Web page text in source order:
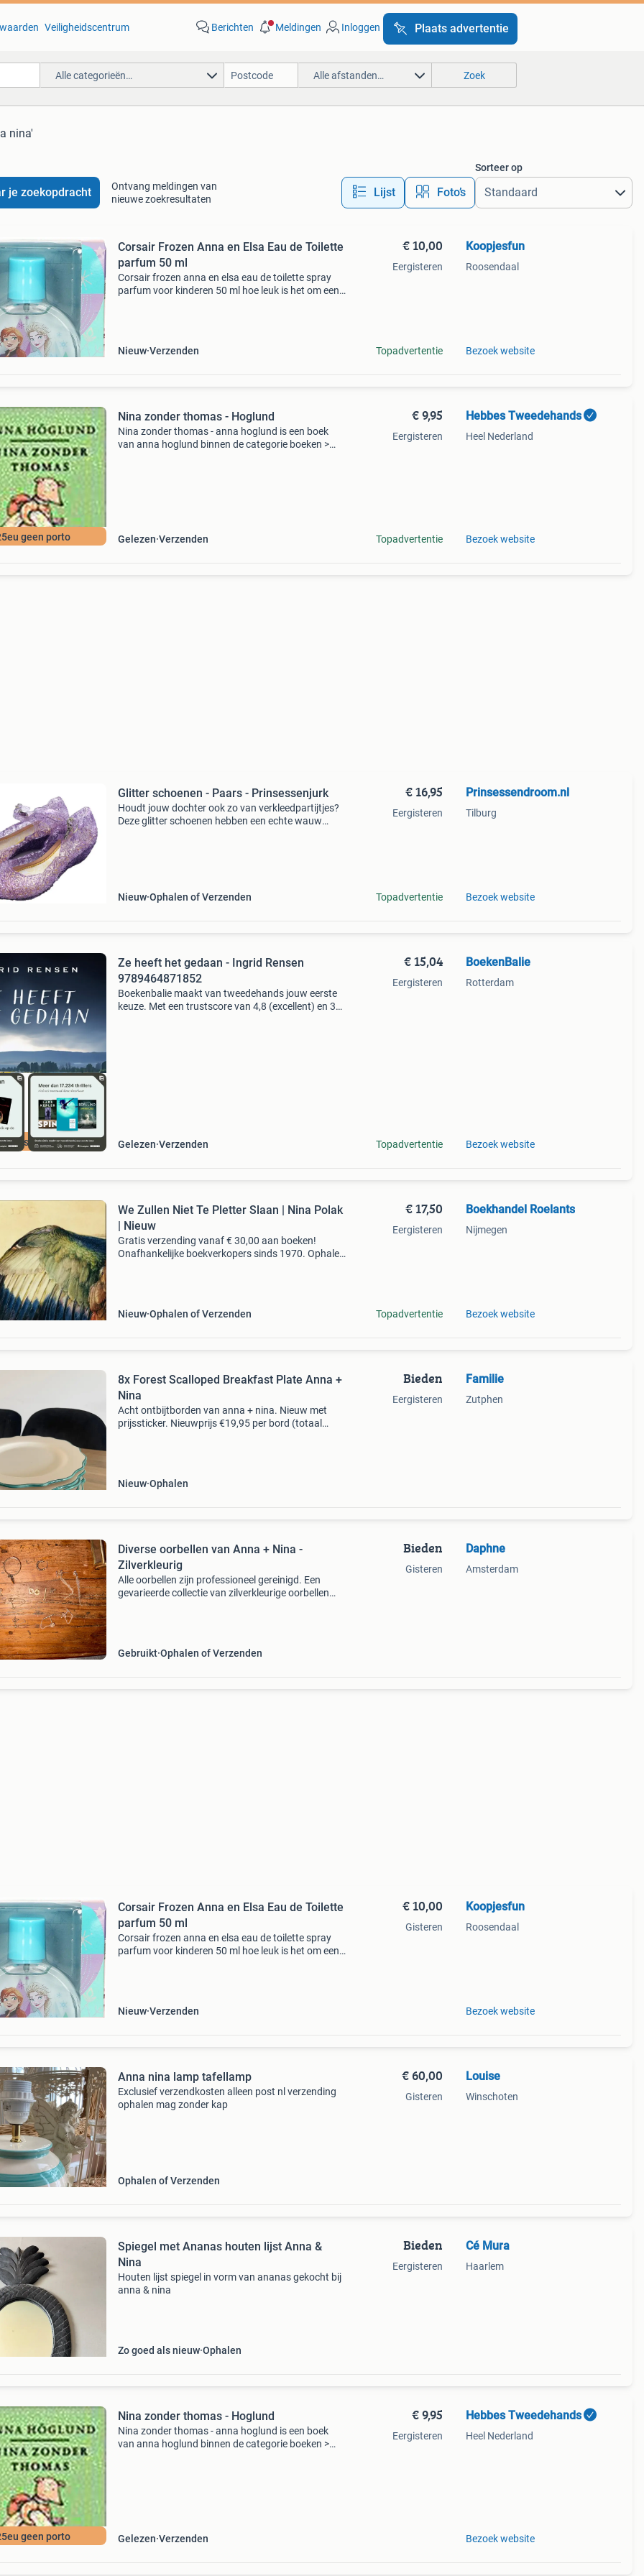
Veiligheidscentrum Berichten Meldingen Inloggen Plaats advertentie
Alle categorieën… Alle afstanden… Zoek
nina'
je zoekopdracht
Ontvang meldingen van
nieuwe zoekresultaten
Lijst Foto’s
Sorteer op
Corsair Frozen Anna en Elsa Eau de Toilette
parfum 50 ml
Corsair frozen anna en elsa eau de toilette spray
parfum voor kinderen 50 ml hoe leuk is het om een
Nieuw Verzenden
€ 10,00
Eergisteren
Topadvertentie
Koopjesfun
Roosendaal
Bezoek website
geen porto
Nina zonder thomas - Hoglund
Nina zonder thomas - anna hoglund is een boek
van anna hoglund binnen de categorie boeken >
Gelezen Verzenden
€ 9,95
Eergisteren
Topadvertentie
Hebbes Tweedehands
Heel Nederland
Bezoek website
Glitter schoenen - Paars - Prinsessenjurk
Houdt jouw dochter ook zo van verkleedpartijtjes?
Deze glitter schoenen hebben een echte wauw
Nieuw Ophalen of Verzenden
€ 16,95
Eergisteren
Topadvertentie
Prinsessendroom.nl
Tilburg
Bezoek website
prijs
Ze heeft het gedaan - Ingrid Rensen
9789464871852
Boekenbalie maakt van tweedehands jouw eerste
keuze. Met een trustscore van 4,8 (excellent) en 30
Gelezen Verzenden
€ 15,04
Eergisteren
Topadvertentie
BoekenBalie
Rotterdam
Bezoek website
We Zullen Niet Te Pletter Slaan | Nina Polak
| Nieuw
Gratis verzending vanaf € 30,00 aan boeken!
Onafhankelijke boekverkopers sinds 1970. Ophalen
Nieuw Ophalen of Verzenden
€ 17,50
Eergisteren
Topadvertentie
Boekhandel Roelants
Nijmegen
Bezoek website
8x Forest Scalloped Breakfast Plate Anna +
Nina
Acht ontbijtborden van anna + nina. Nieuw met
prijssticker. Nieuwprijs €19,95 per bord (totaal
Nieuw Ophalen
Bieden
Eergisteren
Familie
Zutphen
Diverse oorbellen van Anna + Nina -
Zilverkleurig
Alle oorbellen zijn professioneel gereinigd. Een
gevarieerde collectie van zilverkleurige oorbellen
Gebruikt Ophalen of Verzenden
Bieden
Gisteren
Daphne
Amsterdam
Corsair Frozen Anna en Elsa Eau de Toilette
parfum 50 ml
Corsair frozen anna en elsa eau de toilette spray
parfum voor kinderen 50 ml hoe leuk is het om een
Nieuw Verzenden
€ 10,00
Gisteren
Koopjesfun
Roosendaal
Bezoek website
Anna nina lamp tafellamp
Exclusief verzendkosten alleen post nl verzending
ophalen mag zonder kap
Ophalen of Verzenden
€ 60,00
Gisteren
Louise
Winschoten
Spiegel met Ananas houten lijst Anna &
Nina
Houten lijst spiegel in vorm van ananas gekocht bij
anna & nina
Zo goed als nieuw Ophalen
Bieden
Eergisteren
Cé Mura
Haarlem
geen porto
Nina zonder thomas - Hoglund
Nina zonder thomas - anna hoglund is een boek
van anna hoglund binnen de categorie boeken >
Gelezen Verzenden
€ 9,95
Eergisteren
Hebbes Tweedehands
Heel Nederland
Bezoek website